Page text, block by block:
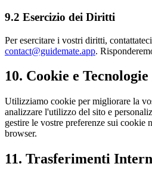
9.2 Esercizio dei Diritti
Per esercitare i vostri diritti,
contact@guidemate.app.
10. Cookie e
Utilizziamo cookie per migliorare la
analizzare l'utilizzo del sito e
gestire le vostre preferenze sui cookie
browser.
11. Trasferimenti